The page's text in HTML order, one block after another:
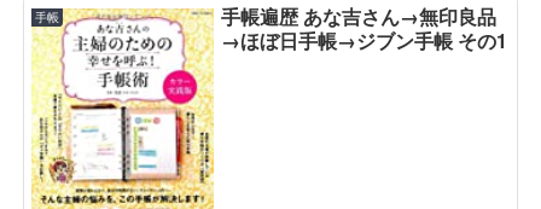
手帳
手帳遍歴 あな吉さん→無印良品
→ほぼ日手帳→ジブン手帳 その1